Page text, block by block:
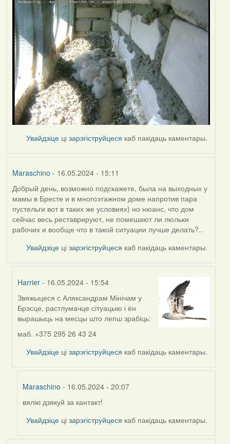
Увайдзіце цізарэгіструйцеся каб пакідаць каментары.
Maraschino - 16.05.2024 - 15:11
Добрый день, возможно подскажете, была на выходных у
мамы в Бресте и в многоэтажном доме напротив пара
пустельги вот в таких же условиях) но нюанс, что дом
сейчас весь реставрируют, не помешают ли люльки
рабочих и вообще что в такой ситуации лучше делать?..
Увайдзіце цізарэгіструйцеся каб пакідаць каментары.
Harrier - 16.05.2024 - 15:54
In
reply
to
by
Звяжыцеся с Аляксандрам Мінічам у
Брэсце, растлумачце сітуацыю і ён
вырашыць на месцы што лепш зрабіць:
маб. +375 295 26 43 24
Увайдзіце цізарэгіструйцеся каб пакідаць каментары.
Maraschino - 16.05.2024 - 20:07
In
reply
by
вялікі дзякуй за кантакт!
Увайдзіце цізарэгіструйцеся каб пакідаць каментары.